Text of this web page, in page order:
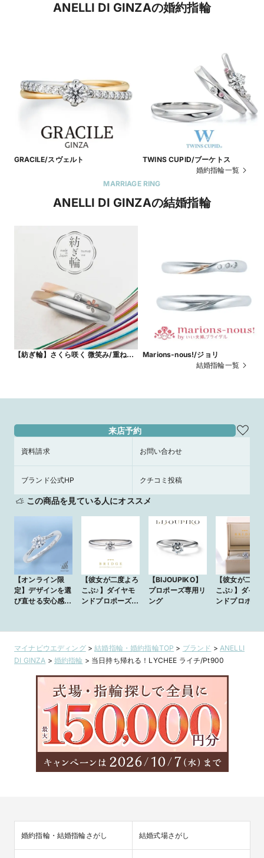
ANELLI DI GINZAの婚約指輪
GRACILE/スヴェルト
TWINS CUPID/ブーケトス
婚約指輪一覧
MARRIAGE RING
ANELLI DI GINZAの結婚指輪
【紡ぎ輪】さくら咲く 微笑み/重ねる
Marions-nous!/ジョリ
結婚指輪一覧
来店予約
資料請求 お問い合わせ
ブランド公式HP クチコミ投稿
この商品を見ている人にオススメ
【オンライン限
定】デザインを選
び直せる安心感！
【彼女が二度よろ
こぶ♪】ダイヤモ
ンドプロポーズリ
【BIJOUPIKO】
プロポーズ専用リ
ング
【彼女が二度
こぶ♪】ダイヤ
ンドプロポー
マイナビウエディング>結婚指輪・婚約指輪TOP > ブランド > ANELLI
DI GINZA > 婚約指輪 > 当日持ち帰れる！LYCHEE ライチ/Pt900
婚約指輪・結婚指輪さがし 結婚式場さがし